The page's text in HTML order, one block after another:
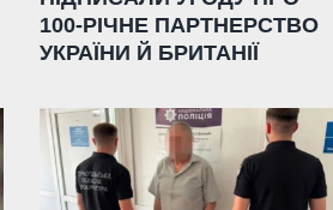
100-РІЧНЕ ПАРТНЕРСТВО
УКРАЇНИ Й БРИТАНІЇ